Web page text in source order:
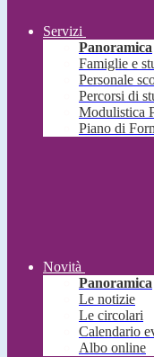
Servizi
Panoramica
Famiglie e
Personale
Percorsi di
Modulistica
Piano di
Novità
Panoramica
Le notizie
Le circolari
Calendario
Albo online